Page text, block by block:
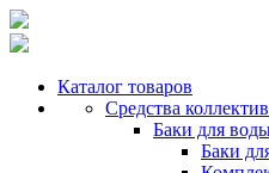
Каталог товаров
Средства
Баки для
Баки